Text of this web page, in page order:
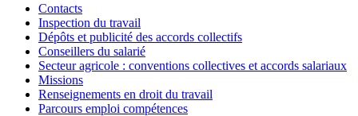
Contacts
Inspection du travail
Dépôts et publicité des accords collectifs
Conseillers du salarié
Secteur agricole : conventions collectives et accords salariaux
Missions
Renseignements en droit du travail
Parcours emploi compétences